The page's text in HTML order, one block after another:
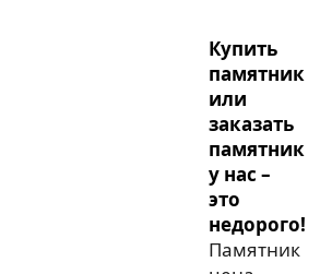
Купить
памятник
или
заказать
памятник
у нас –
это
недорого!
Памятник